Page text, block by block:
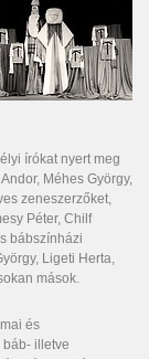
írókat nyert meg
Méhes György,
zeneszerzőket,
Péter, Chilf
bábszínházi
Ligeti Herta,
mások.
és
illetve